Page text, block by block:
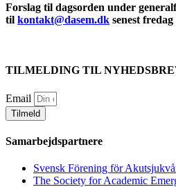
Forslag til dagsorden under
til kontakt@dasem.dk senest
TILMELDING TIL
Email
Tilmeld
Samarbejdspartnere
Svensk Förening för
The Society for Academic